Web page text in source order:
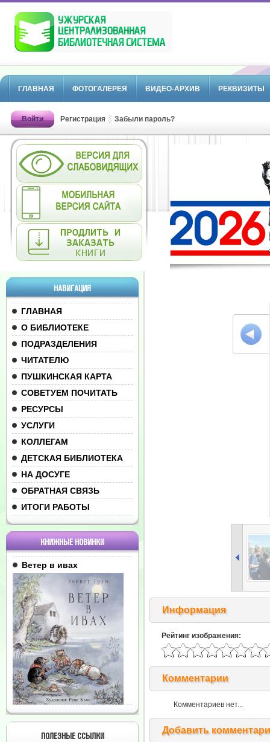
ГЛАВНАЯ ФОТОГАЛЕРЕЯ ВИДЕО-АРХИВ РЕКВИЗИТЫ
Войти Регистрация Забыли пароль?
НАВИГАЦИЯ
ГЛАВНАЯ
О БИБЛИОТЕКЕ
ПОДРАЗДЕЛЕНИЯ
ЧИТАТЕЛЮ
ПУШКИНСКАЯ КАРТА
СОВЕТУЕМ ПОЧИТАТЬ
РЕСУРСЫ
УСЛУГИ
КОЛЛЕГАМ
ДЕТСКАЯ БИБЛИОТЕКА
НА ДОСУГЕ
ОБРАТНАЯ СВЯЗЬ
ИТОГИ РАБОТЫ
КНИЖНЫЕ НОВИНКИ
Ветер в ивах
ПОЛЕЗНЫЕ ССЫЛКИ
Информация
Рейтинг изображения:
Комментарии
Комментариев нет...
Добавить